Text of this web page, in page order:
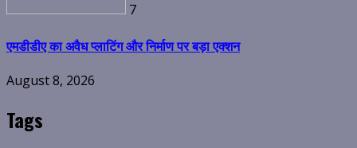
7
एमडीडीए का अवैध प्लाटिंग और निर्माण पर बड़ा एक्शन
August 8, 2026
Tags